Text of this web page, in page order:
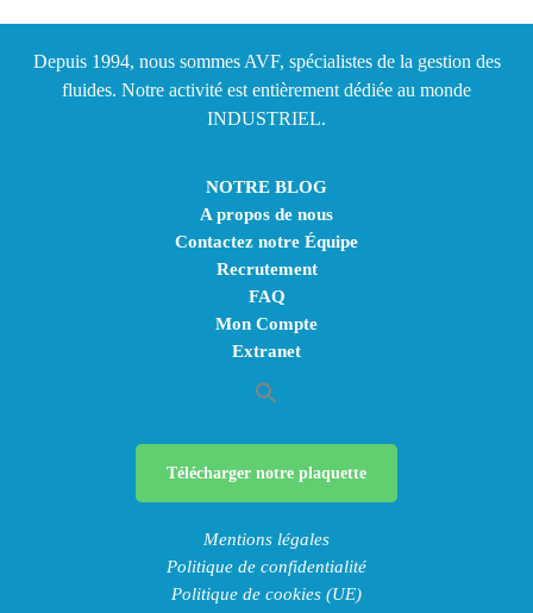
Depuis 1994, nous sommes AVF, spécialistes de la gestion des
fluides. Notre activité est entièrement dédiée au monde
INDUSTRIEL.
NOTRE BLOG
A propos de nous
Contactez notre Équipe
Recrutement
FAQ
Mon Compte
Extranet
Télécharger notre plaquette
Mentions légales
Politique de confidentialité
Politique de cookies (UE)